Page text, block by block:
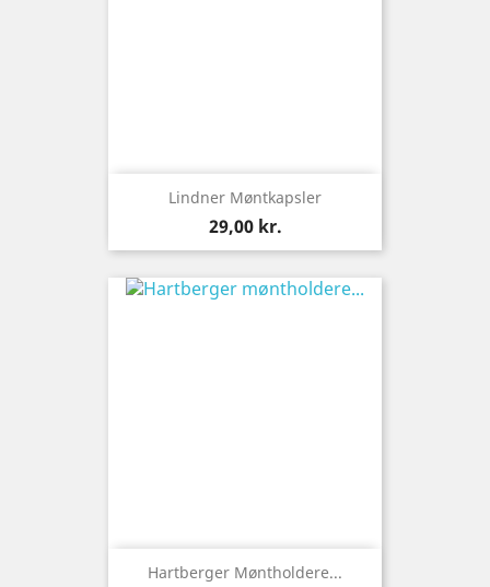
Lindner Møntkapsler
Pris
29,00 kr.
Hartberger Møntholdere...